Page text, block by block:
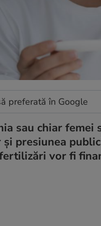
preferată în Google
sau chiar
presiunea
vor fi